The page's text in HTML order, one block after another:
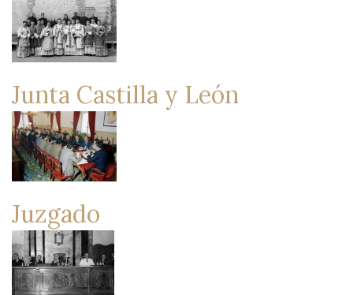
Junta Castilla y León
Juzgado